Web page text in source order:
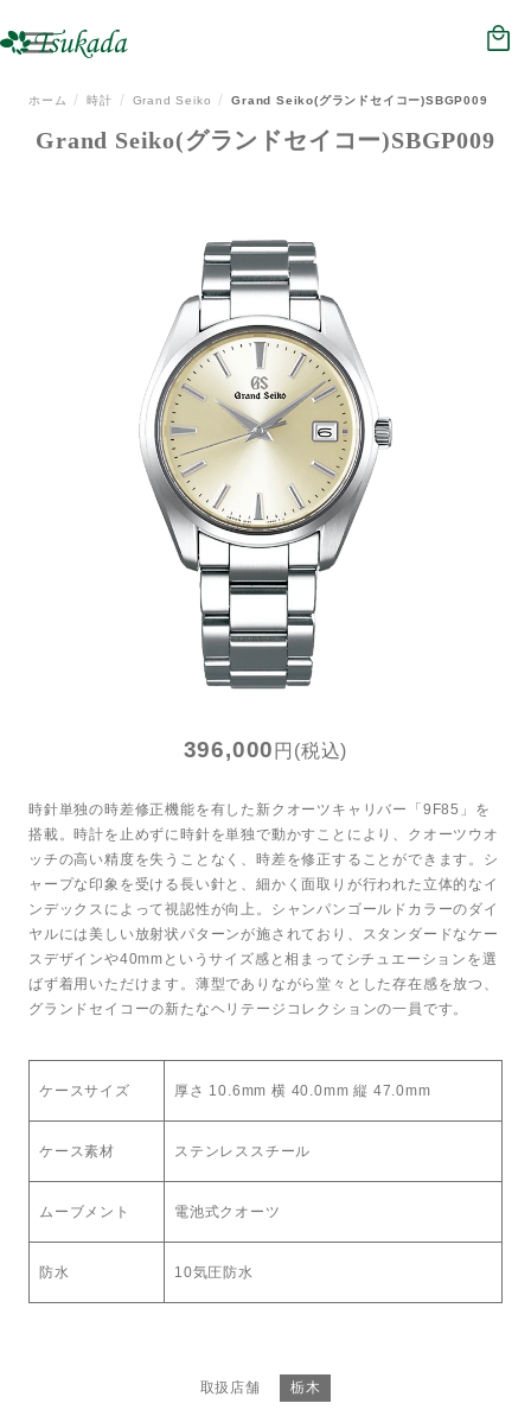
ジュエリー
補聴器
会社概要
店舗情報
リクルート
トンプキンス
LINEで問い合わせ
ホーム 時計 Grand Seiko Grand Seiko(グランドセイコー)SBGP009
Grand Seiko(グランドセイコー)SBGP009
396,000 円(税込)
時針単独の時差修正機能を有した新クオーツキャリバー「9F85」を
搭載。時計を止めずに時針を単独で動かすことにより、クオーツウオ
ッチの高い精度を失うことなく、時差を修正することができます。シ
ャープな印象を受ける長い針と、細かく面取りが行われた立体的なイ
ンデックスによって視認性が向上。シャンパンゴールドカラーのダイ
ヤルには美しい放射状パターンが施されており、スタンダードなケー
スデザインや40mmというサイズ感と相まってシチュエーションを選
ばず着用いただけます。薄型でありながら堂々とした存在感を放つ、
グランドセイコーの新たなヘリテージコレクションの一員です。
ケースサイズ 厚さ 10.6mm 横 40.0mm 縦 47.0mm
ケース素材 ステンレススチール
ムーブメント 電池式クオーツ
防水 10気圧防水
取扱店舗 栃木